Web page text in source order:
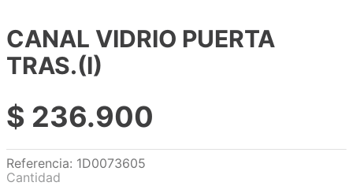
CANAL VIDRIO PUERTA
TRAS.(I)
$ 236.900
Referencia: 1D0073605
Cantidad